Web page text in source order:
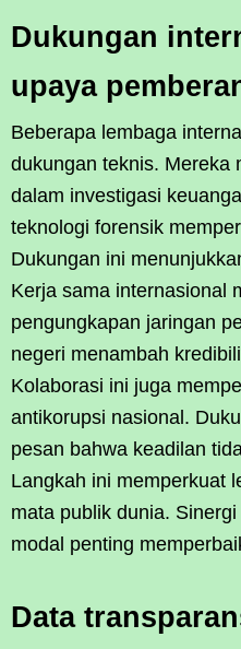
Dukungan
upaya
Beberapa lembaga
dukungan teknis. Mereka
dalam investigasi
teknologi forensik
Dukungan ini
Kerja sama internasional
pengungkapan jaringan
negeri menambah
Kolaborasi ini juga
antikorupsi nasional.
pesan bahwa keadilan
Langkah ini memperkuat
mata publik dunia.
modal penting
Data